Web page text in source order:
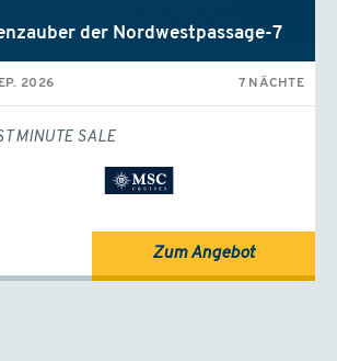
der Nordwestpassage-7
2026 7 NÄCHTE
MINUTE SALE
Zum Angebot